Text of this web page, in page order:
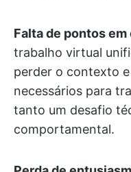
Falta de pontos em
trabalho virtual
perder o contexto
necessários para
tanto um desafio
comportamental.